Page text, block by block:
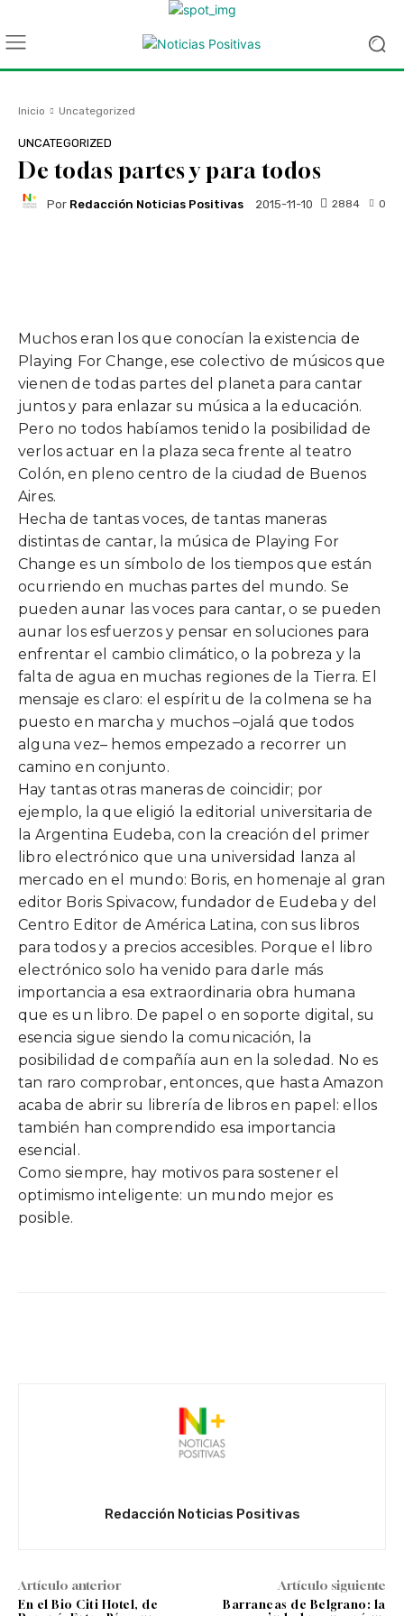
Inicio Uncategorized
UNCATEGORIZED
De todas partes y para todos
Por Redacción Noticias Positivas 2015-11-10 0
2884
Muchos eran los que conocían la existencia de
Playing For Change, ese colectivo de músicos que
vienen de todas partes del planeta para cantar
juntos y para enlazar su música a la educación.
Pero no todos habíamos tenido la posibilidad de
verlos actuar en la plaza seca frente al teatro
Colón, en pleno centro de la ciudad de Buenos
Aires.
Hecha de tantas voces, de tantas maneras
distintas de cantar, la música de Playing For
Change es un símbolo de los tiempos que están
ocurriendo en muchas partes del mundo. Se
pueden aunar las voces para cantar, o se pueden
aunar los esfuerzos y pensar en soluciones para
enfrentar el cambio climático, o la pobreza y la
falta de agua en muchas regiones de la Tierra. El
mensaje es claro: el espíritu de la colmena se ha
puesto en marcha y muchos –ojalá que todos
alguna vez– hemos empezado a recorrer un
camino en conjunto.
Hay tantas otras maneras de coincidir; por
ejemplo, la que eligió la editorial universitaria de
la Argentina Eudeba, con la creación del primer
libro electrónico que una universidad lanza al
mercado en el mundo: Boris, en homenaje al gran
editor Boris Spivacow, fundador de Eudeba y del
Centro Editor de América Latina, con sus libros
para todos y a precios accesibles. Porque el libro
electrónico solo ha venido para darle más
importancia a esa extraordinaria obra humana
que es un libro. De papel o en soporte digital, su
esencia sigue siendo la comunicación, la
posibilidad de compañía aun en la soledad. No es
tan raro comprobar, entonces, que hasta Amazon
acaba de abrir su librería de libros en papel: ellos
también han comprendido esa importancia
esencial.
Como siempre, hay motivos para sostener el
optimismo inteligente: un mundo mejor es
posible.
Redacción Noticias Positivas
Artículo anterior
En el Bio Citi Hotel, de
Artículo siguiente
Barrancas de Belgrano: la